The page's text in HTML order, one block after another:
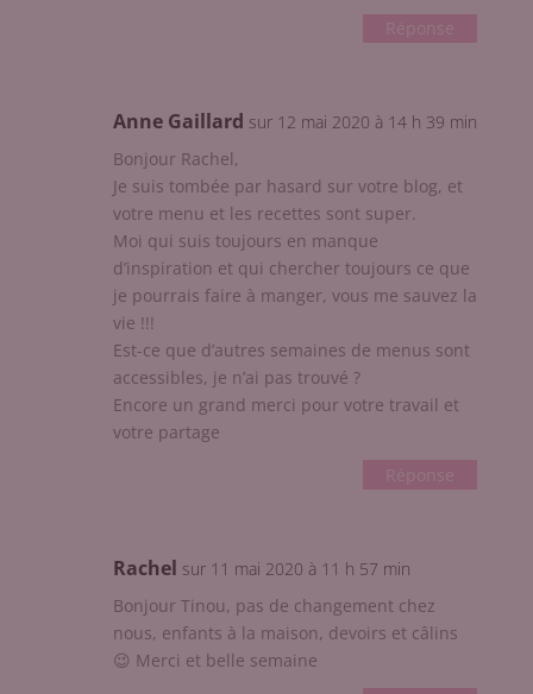
Réponse
Anne Gaillard sur 12 mai 2020 à 14 h 39 min
Bonjour Rachel,
Je suis tombée par hasard sur votre blog, et
votre menu et les recettes sont super.
Moi qui suis toujours en manque
d’inspiration et qui chercher toujours ce que
je pourrais faire à manger, vous me sauvez la
vie !!!
Est-ce que d’autres semaines de menus sont
accessibles, je n’ai pas trouvé ?
Encore un grand merci pour votre travail et
votre partage
Réponse
Rachel sur 11 mai 2020 à 11 h 57 min
Bonjour Tinou, pas de changement chez
nous, enfants à la maison, devoirs et câlins
😉 Merci et belle semaine